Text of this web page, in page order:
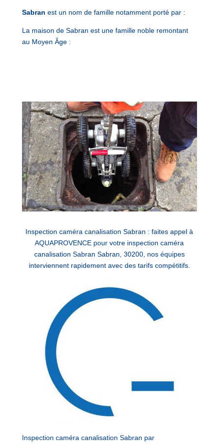
Sabran est un nom de famille notamment porté par :
La maison de Sabran est une famille noble remontant
au Moyen Âge :
Inspection caméra canalisation Sabran : faites appel à
AQUAPROVENCE pour votre inspection caméra
canalisation Sabran Sabran, 30200, nos équipes
interviennent rapidement avec des tarifs compétitifs.
Inspection caméra canalisation Sabran par